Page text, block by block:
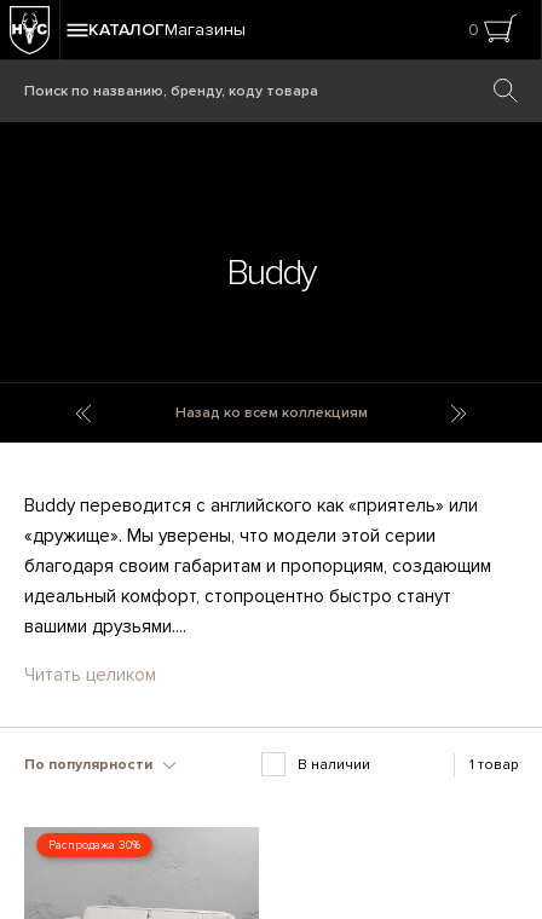
КАТАЛОГМагазины 0
Buddy
Brass SignsНазад ко всем коллекциям
Buddy переводится с английского как «приятель» или
«дружище». Мы уверены, что модели этой серии
благодаря своим габаритам и пропорциям, создающим
идеальный комфорт, стопроцентно быстро станут
вашими друзьями....
Читать целиком
По популярности В наличии 1 товар
Распродажа 30%